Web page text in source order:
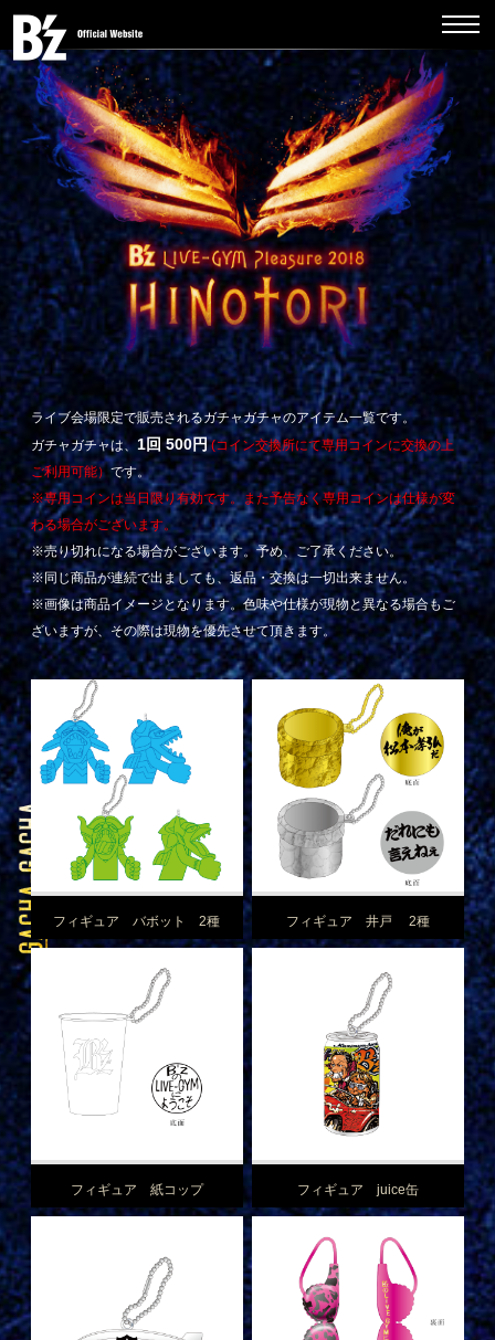
ライブ会場限定で販売されるガチャガチャのアイテム一覧です。
ガチャガチャは、1回 500円 (コイン交換所にて専用コインに交換の上
ご利用可能）です。
※専用コインは当日限り有効です。また予告なく専用コインは仕様が変
わる場合がございます。
※売り切れになる場合がございます。予め、ご了承ください。
※同じ商品が連続で出ましても、返品・交換は一切出来ません。
※画像は商品イメージとなります。色味や仕様が現物と異なる場合もご
ざいますが、その際は現物を優先させて頂きます。
フィギュア バボット 2種 フィギュア 井戸 2種
フィギュア 紙コップ フィギュア juice缶